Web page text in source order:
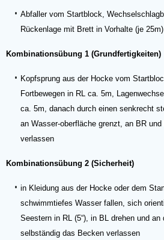
Abfaller vom Startblock,
Rückenlage mit Brett in Vorhalte (je 25m)
Kombinationsübung 1 (Grundfertigkeiten)
Kopfsprung aus der Hocke vom
Fortbewegen in RL ca. 5m,
ca. 5m, danach durch einen senkrecht
an Wasser-oberfläche grenzt, an BR
verlassen
Kombinationsübung 2 (Sicherheit)
in Kleidung aus der Hocke oder dem
schwimmtiefes Wasser fallen, sich
Seestern in RL (5“), in BL drehen und an
selbständig das Becken verlassen